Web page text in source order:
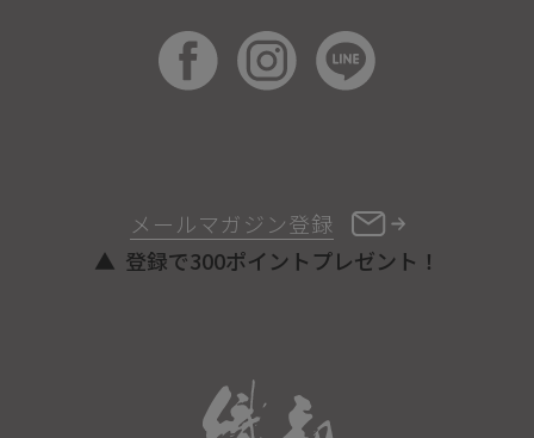
メールマガジン登録
登録で300ポイントプレゼント！